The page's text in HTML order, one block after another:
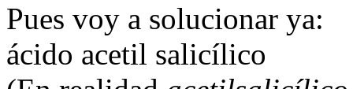
Pues voy a solucionar ya:
ácido acetil salicílico